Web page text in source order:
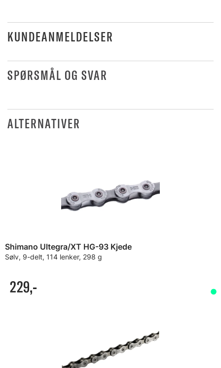
KUNDEANMELDELSER
SPØRSMÅL OG SVAR
ALTERNATIVER
Shimano Ultegra/XT HG-93 Kjede
Sølv, 9-delt, 114 lenker, 298 g
229,-